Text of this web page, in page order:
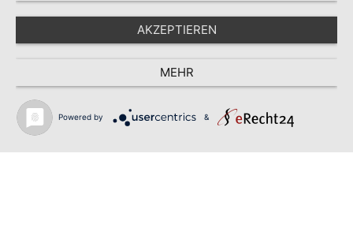
Wird geladen …
AKZEPTIEREN
MEHR
Powered by &